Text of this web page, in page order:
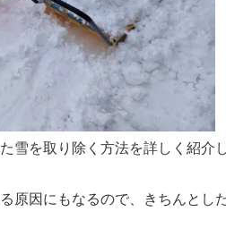
雪を取り除く方法を詳しく紹介
原因にもなるので、きちんとし